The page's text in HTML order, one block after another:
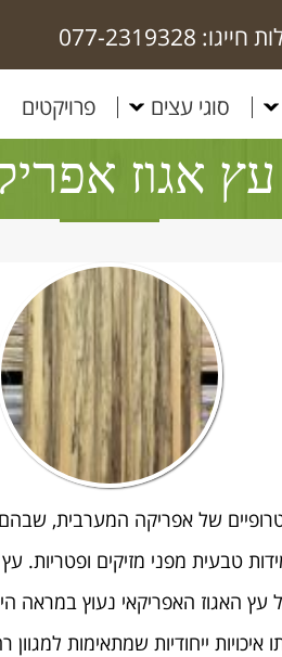
2319328
סוגי עצים פרויקטים
עץ אגוז
של אפריקה המערבית,
טבעית מפני מזיקים ופטריות. עץ
של עץ האגוז האפריקאי נעוץ
ייחודיות שמתאימות